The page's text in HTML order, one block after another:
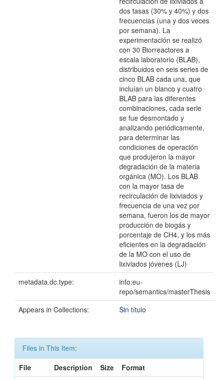
dos tasas (30% y 40%) y dos
frecuencias (una y dos veces
por semana). La
experimentación se realizó
con 30 Biorreactores a
escala laboratorio (BLAB),
distribuidos en seis series de
cinco BLAB cada una, que
incluían un blanco y cuatro
BLAB para las diferentes
combinaciones, cada serie
se fue desmontado y
analizando periódicamente,
para determinar las
condiciones de operación
que produjeron la mayor
degradación de la materia
orgánica (MO). Los BLAB
con la mayor tasa de
recirculación de lixiviados y
frecuencia de una vez por
semana, fueron los de mayor
producción de biogás y
porcentaje de CH4, y los más
eficientes en la degradación
de la MO con el uso de
lixiviados jóvenes (LJ)
metadata.dc.type:
info:eu-
repo/semantics/masterThesis
Appears in Collections:
Sin título
Files in This Item:
File
Description Size
Format